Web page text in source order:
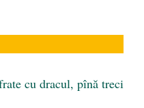
cu dracul, pînă treci